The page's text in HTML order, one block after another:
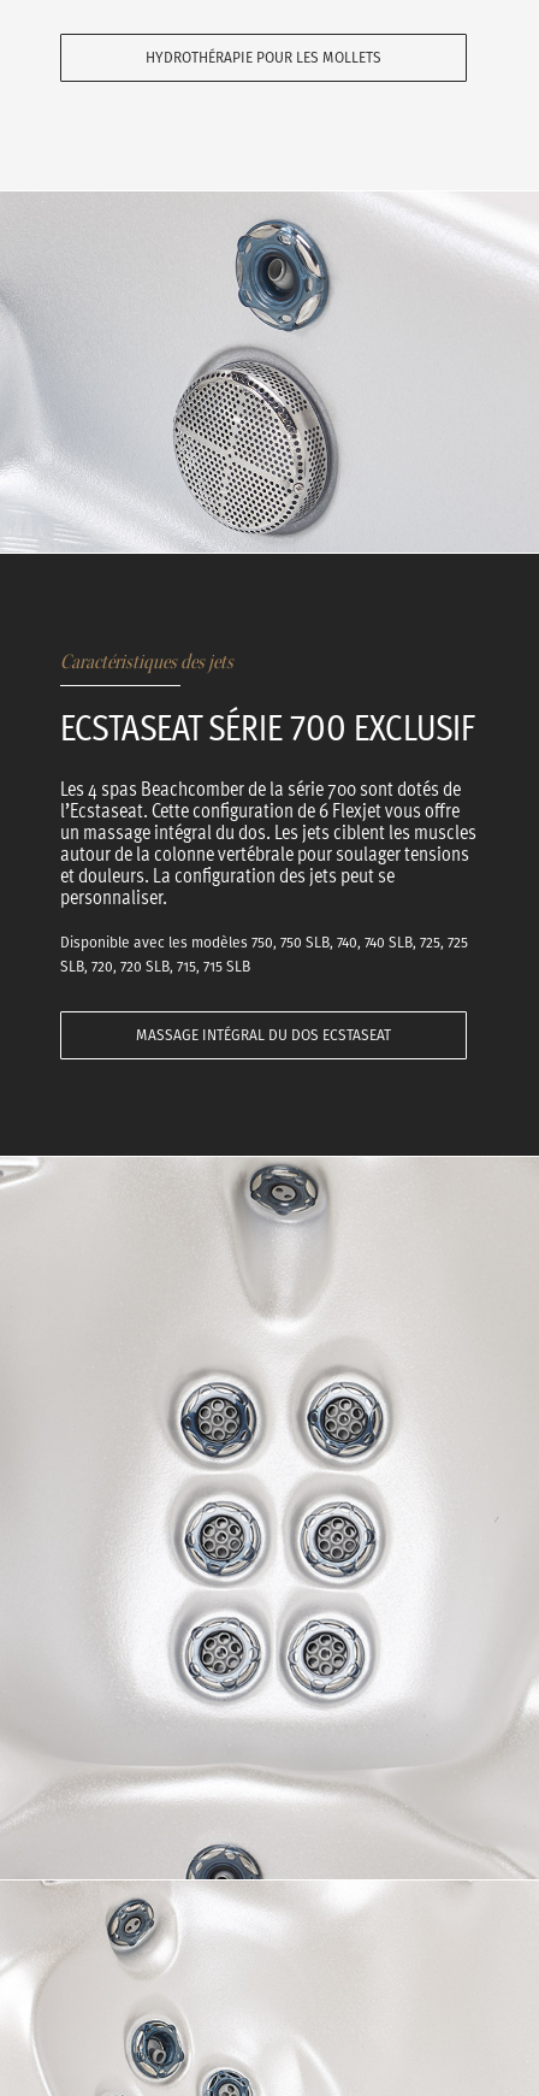
HYDROTHÉRAPIE POUR LES MOLLETS
Caractéristiques des jets
ECSTASEAT SÉRIE700 EXCLUSIF
Les 4 spas Beachcomber de la série 700 sont dotés de
l’Ecstaseat. Cette configuration de 6 Flexjet vous offre
un massage intégral du dos. Les jets ciblent les muscles
autour de la colonne vertébrale pour soulager tensions
et douleurs. La configuration des jets peut se
personnaliser.
Disponible avec les modèles 750, 750 SLB, 740, 740 SLB, 725, 725
SLB, 720, 720 SLB, 715, 715 SLB
MASSAGE INTÉGRAL DU DOS ECSTASEAT